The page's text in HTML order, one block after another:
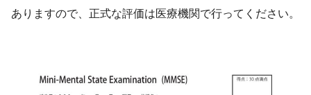
ありますので、正式な評価は医療機関で行ってください。